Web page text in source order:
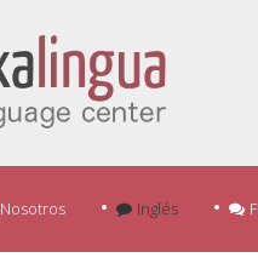
Nosotros Inglés